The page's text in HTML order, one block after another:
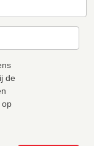
de
op